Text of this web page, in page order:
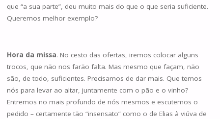
que “a sua parte”, deu muito mais do que o que seria suficiente.
Queremos melhor exemplo?
Hora da missa. No cesto das ofertas, iremos colocar alguns
trocos, que não nos farão falta. Mas mesmo que façam, não
são, de todo, suficientes. Precisamos de dar mais. Que temos
nós para levar ao altar, juntamente com o pão e o vinho?
Entremos no mais profundo de nós mesmos e escutemos o
pedido – certamente tão “insensato” como o de Elias à viúva de